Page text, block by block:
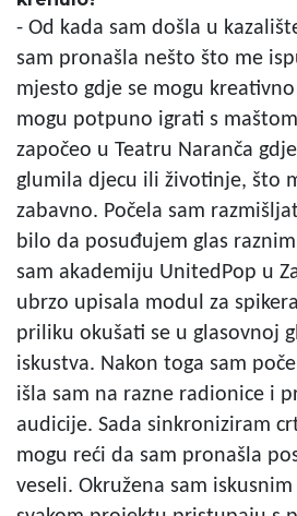
- Od kada sam došla u
sam pronašla nešto što me
mjesto gdje se mogu
mogu potpuno igrati s
započeo u Teatru Naranča
glumila djecu ili životinje, što
zabavno. Počela sam
bilo da posuđujem glas
sam akademiju UnitedPop u
ubrzo upisala modul za
priliku okušati se u glasovnoj
iskustva. Nakon toga sam
išla sam na razne radionice i
audicije. Sada sinkroniziram
mogu reći da sam pronašla
veseli. Okružena sam